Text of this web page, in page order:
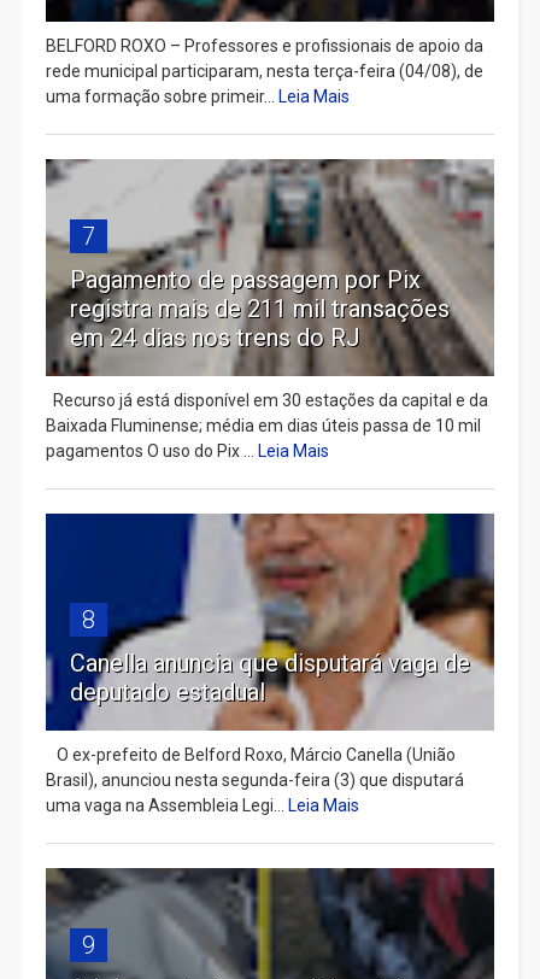
BELFORD ROXO – Professores e profissionais de apoio da
rede municipal participaram, nesta terça-feira (04/08), de
uma formação sobre primeir... Leia Mais
7
Pagamento de passagem por Pix
registra mais de 211 mil transações
em 24 dias nos trens do RJ
Recurso já está disponível em 30 estações da capital e da
Baixada Fluminense; média em dias úteis passa de 10 mil
pagamentos O uso do Pix ... Leia Mais
8
Canella anuncia que disputará vaga de
deputado estadual
​ O ex-prefeito de Belford Roxo, Márcio Canella (União
Brasil), anunciou nesta segunda-feira (3) que disputará
uma vaga na Assembleia Legi... Leia Mais
9